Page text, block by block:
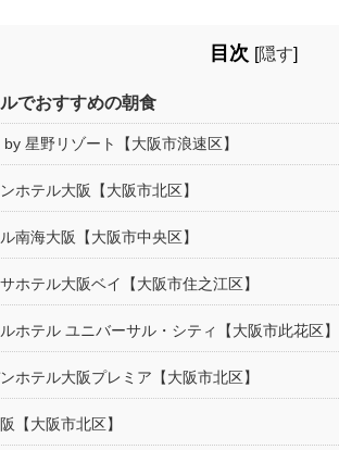
目次 [隠す]
でおすすめの朝食
星野リゾート【大阪市浪速区】
ホテル大阪【大阪市北区】
南海大阪【大阪市中央区】
ホテル大阪ベイ【大阪市住之江区】
ホテル ユニバーサル・シティ【大阪市此花区】
ホテル大阪プレミア【大阪市北区】
【大阪市北区】